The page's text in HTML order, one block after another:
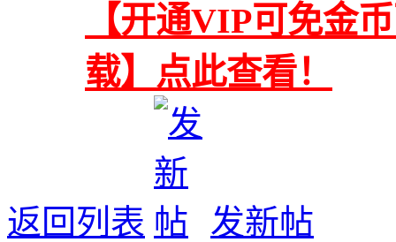
【开通VIP可免金
载】点此查看！
返回列表 发新帖